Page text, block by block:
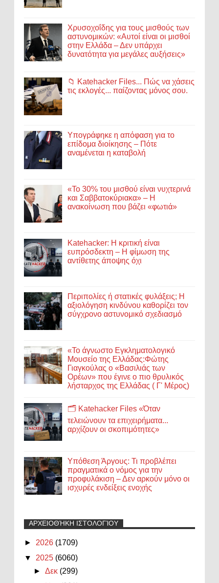
Χρυσοχοΐδης για τους μισθούς των
αστυνομικών: «Αυτοί είναι οι μισθοί
στην Ελλάδα – Δεν υπάρχει
δυνατότητα για μεγάλες αυξήσεις»
📁 Katehacker Files... Πώς να χάσεις
τις εκλογές... παίζοντας μόνος σου.
Υπογράφηκε η απόφαση για το
επίδομα διοίκησης – Πότε
αναμένεται η καταβολή
«Το 30% του μισθού είναι νυχτερινά
και Σαββατοκύριακα» – Η
ανακοίνωση που βάζει «φωτιά»
Katehacker: Η κριτική είναι
ευπρόσδεκτη – Η φίμωση της
αντίθετης άποψης όχι
Περιπολίες ή στατικές φυλάξεις; Η
αξιολόγηση κινδύνου καθορίζει τον
σύγχρονο αστυνομικό σχεδιασμό
«Το άγνωστο Εγκληματολογικό
Μουσείο της Ελλάδας:Φώτης
Γιαγκούλας ο «Βασιλιάς των
Ορέων» που έγινε ο πιο θρυλικός
λήσταρχος της Ελλάδας ( Γ' Μέρος)
🗂️ Katehacker Files «Όταν
τελειώνουν τα επιχειρήματα...
αρχίζουν οι σκοπιμότητες»
Υπόθεση Άργους: Τι προβλέπει
πραγματικά ο νόμος για την
προφυλάκιση – Δεν αρκούν μόνο οι
ισχυρές ενδείξεις ενοχής
ΑΡΧΕΙΟΘΉΚΗ ΙΣΤΟΛΟΓΊΟΥ
► 2026 (1709)
▼ 2025 (6060)
►Δεκ (299)